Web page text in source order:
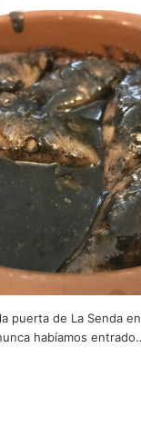
puerta de La Senda
habíamos